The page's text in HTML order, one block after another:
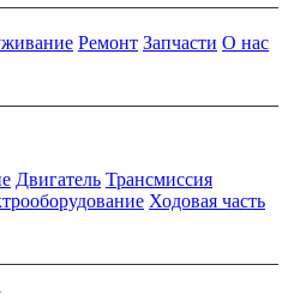
Ремонт Запчасти О нас
Двигатель Трансмиссия
Ходовая часть